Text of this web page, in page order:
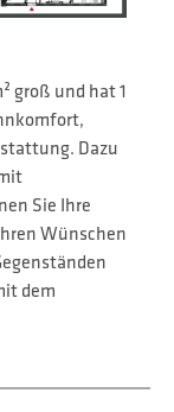
groß und hat 1
Dazu
Sie Ihre
Wünschen
dem